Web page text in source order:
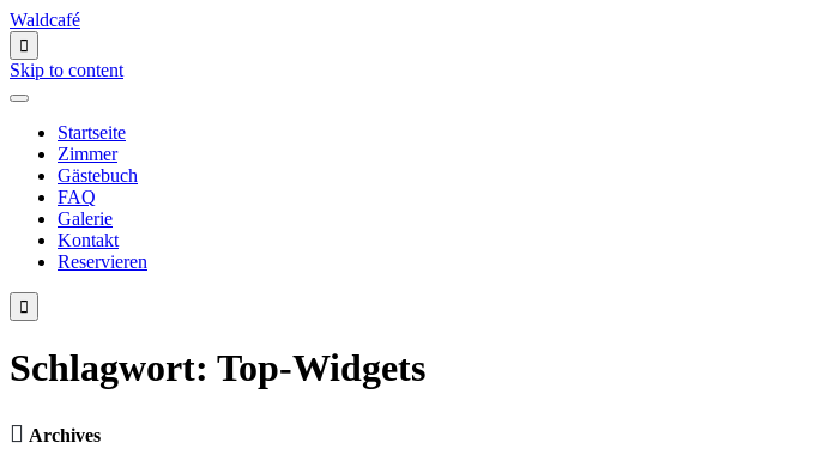
Waldcafé

Skip to content
Startseite
Zimmer
Gästebuch
FAQ
Galerie
Kontakt
Reservieren

Schlagwort: Top-Widgets
 Archives